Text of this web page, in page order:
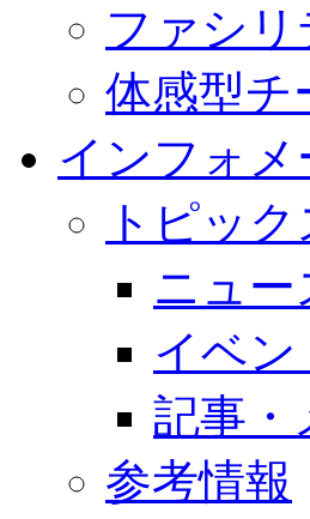
ファシ
体感型チ
インフォメ
トピック
ニュー
イベン
記事・
参考情報